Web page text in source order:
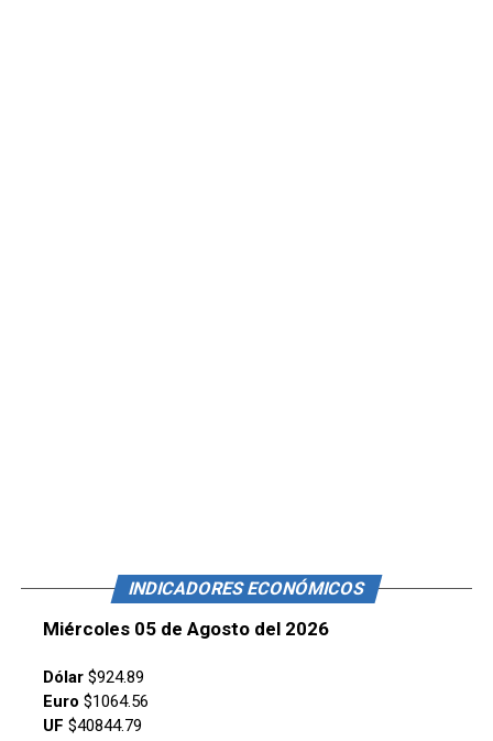
INDICADORES ECONÓMICOS
Miércoles 05 de Agosto del 2026
Dólar$924.89
Euro $1064.56
UF $40844.79